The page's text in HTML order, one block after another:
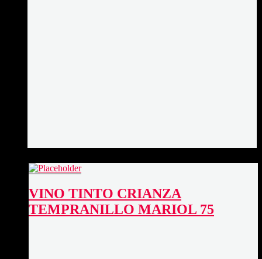
VINO TINTO CRIANZA
TEMPRANILLO MARIOL 75